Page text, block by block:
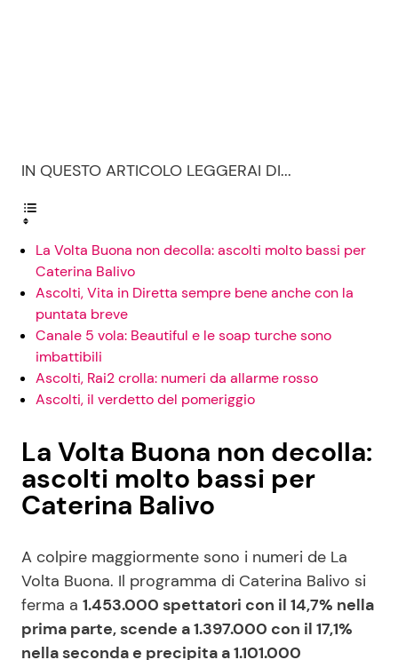
IN QUESTO ARTICOLO LEGGERAI DI...
La Volta Buona non decolla: ascolti molto bassi per
Caterina Balivo
Ascolti, Vita in Diretta sempre bene anche con la
puntata breve
Canale 5 vola: Beautiful e le soap turche sono
imbattibili
Ascolti, Rai2 crolla: numeri da allarme rosso
Ascolti, il verdetto del pomeriggio
La Volta Buona non decolla:
ascolti molto bassi per
Caterina Balivo
A colpire maggiormente sono i numeri de La
Volta Buona. Il programma di Caterina Balivo si
ferma a 1.453.000 spettatori con il 14,7% nella
prima parte, scende a 1.397.000 con il 17,1%
nella seconda e precipita a 1.101.000